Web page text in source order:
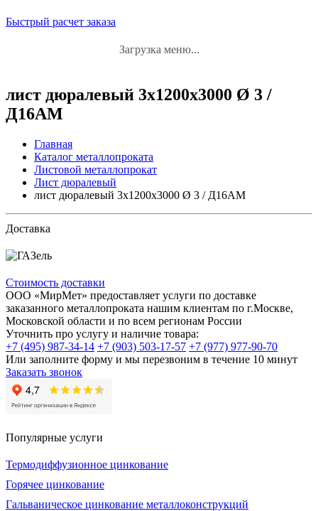
Быстрый расчет заказа
Загрузка меню...
лист дюралевый 3x1200x3000 Ø 3 /
Д16АМ
Главная
Каталог металлопроката
Листовой металлопрокат
Лист дюралевый
лист дюралевый 3x1200x3000 Ø 3 / Д16АМ
Доставка
Стоимость доставки
ООО «МирМет» предоставляет услуги по доставке
заказанного металлопроката нашим клиентам по г.Москве,
Московской области и по всем регионам России
Уточнить про услугу и наличие товара:
+7 (495) 987-34-14 +7 (903) 503-17-57 +7 (977) 977-90-70
Или заполните форму и мы перезвоним в течение 10 минут
Заказать звонок
Популярные услуги
Термодиффузионное цинкование
Горячее цинкование
Гальваническое цинкование металлоконструкций